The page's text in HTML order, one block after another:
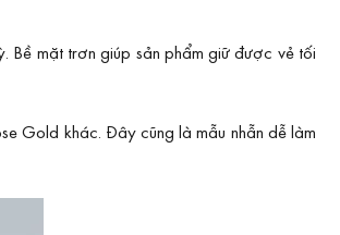
Bề mặt trơn giúp sản phẩm giữ được vẻ tối
Gold khác. Đây cũng là mẫu nhẫn dễ làm